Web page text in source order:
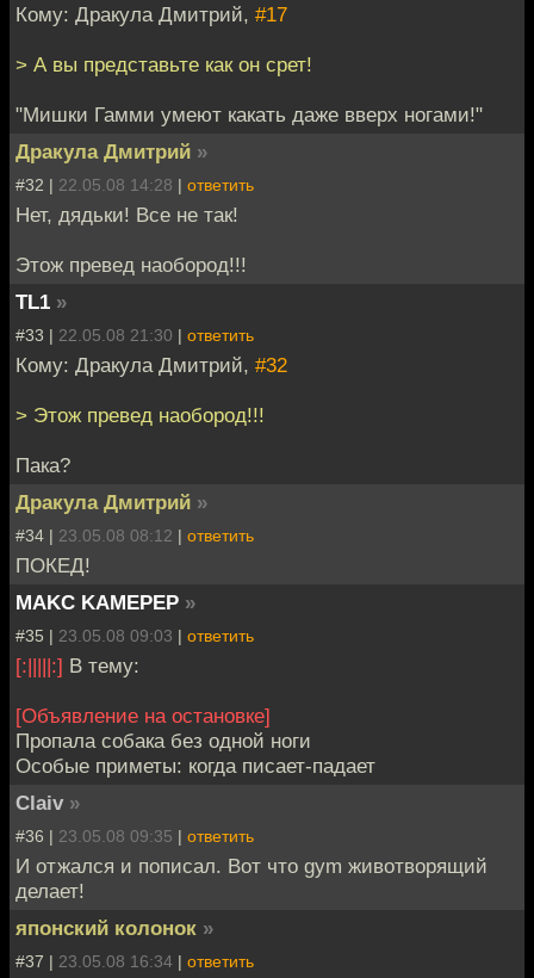
Кому: Дракула Дмитрий, #17
> А вы представьте как он срет!
"Мишки Гамми умеют какать даже вверх ногами!"
Дракула Дмитрий »
#32 | 22.05.08 14:28 | ответить
Нет, дядьки! Все не так!
Этож превед наобород!!!
TL1 »
#33 | 22.05.08 21:30 | ответить
Кому: Дракула Дмитрий, #32
> Этож превед наобород!!!
Пака?
Дракула Дмитрий »
#34 | 23.05.08 08:12 | ответить
ПОКЕД!
MAKC KAMEPEP »
#35 | 23.05.08 09:03 | ответить
[:|||||:] В тему:
[Объявление на остановке]
Пропала собака без одной ноги
Особые приметы: когда писает-падает
Claiv »
#36 | 23.05.08 09:35 | ответить
И отжался и пописал. Вот что gym животворящий
делает!
японский колонок »
#37 | 23.05.08 16:34 | ответить